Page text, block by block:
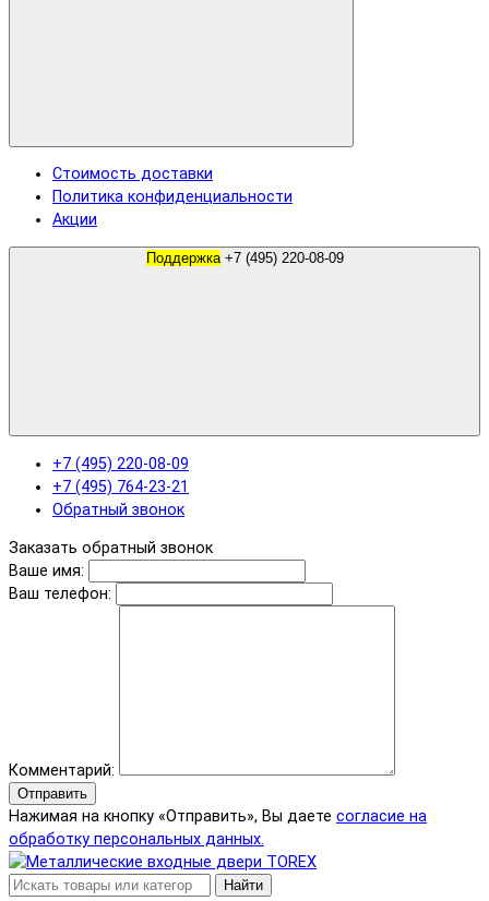
Стоимость доставки
Политика конфиденциальности
Акции
Поддержка +7 (495) 220-08-09
+7 (495) 220-08-09
+7 (495) 764-23-21
Обратный звонок
Заказать обратный звонок
Ваше имя:
Ваш телефон:
Комментарий:
Отправить
Нажимая на кнопку «Отправить», Вы даете согласие на
обработку персональных данных.
Найти